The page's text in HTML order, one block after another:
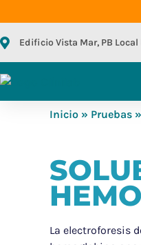
Edificio Vista Mar, PB Local
Inicio » Pruebas »
La electroforesis